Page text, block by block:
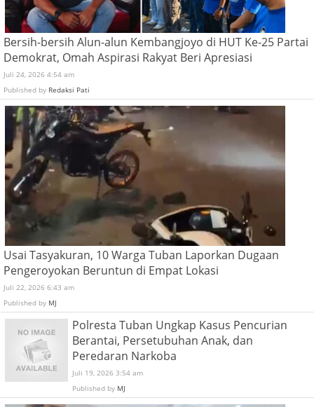
Bersih-bersih Alun-alun Kembangjoyo di HUT Ke-25 Partai
Demokrat, Omah Aspirasi Rakyat Beri Apresiasi
Juli 24, 2026 4:54 am
Published by Redaksi Pati
Usai Tasyakuran, 10 Warga Tuban Laporkan Dugaan
Pengeroyokan Beruntun di Empat Lokasi
Juli 22, 2026 6:43 am
Published by MJ
Polresta Tuban Ungkap Kasus Pencurian
Berantai, Persetubuhan Anak, dan
Peredaran Narkoba
Juli 19, 2026 3:54 am
Published by MJ